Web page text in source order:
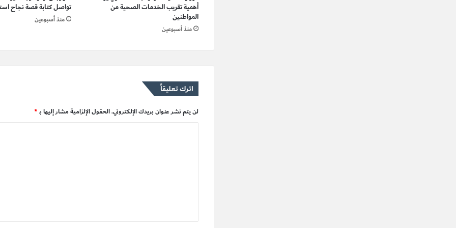
أهمية تقريب الخدمات الصحية من
المواطنين
منذ أسبوعين
تواصل كتابة قصة نجاح
منذ أسبوعين
اترك تعليقاً
لن يتم نشر عنوان بريدك الإلكتروني.الحقول الإلزامية مشار إليها بـ*
ق